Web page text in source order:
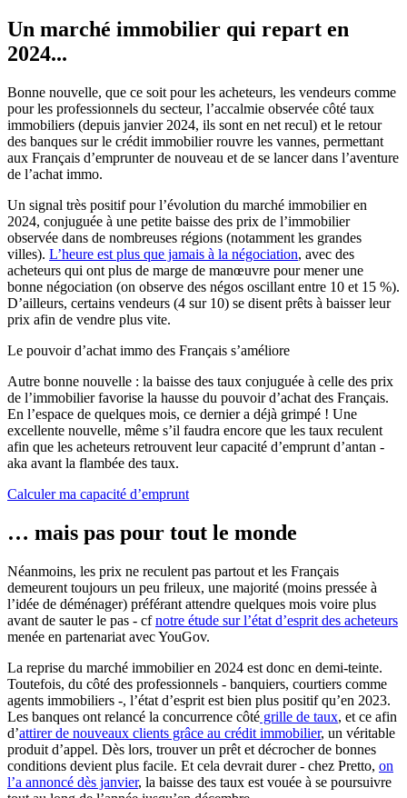
Un marché immobilier qui repart en
2024...
Bonne nouvelle, que ce soit pour les acheteurs, les vendeurs comme
pour les professionnels du secteur, l’accalmie observée côté taux
immobiliers (depuis janvier 2024, ils sont en net recul) et le retour
des banques sur le crédit immobilier rouvre les vannes, permettant
aux Français d’emprunter de nouveau et de se lancer dans l’aventure
de l’achat immo.
Un signal très positif pour l’évolution du marché immobilier en
2024, conjuguée à une petite baisse des prix de l’immobilier
observée dans de nombreuses régions (notamment les grandes
villes). L’heure est plus que jamais à la négociation, avec des
acheteurs qui ont plus de marge de manœuvre pour mener une
bonne négociation (on observe des négos oscillant entre 10 et 15 %).
D’ailleurs, certains vendeurs (4 sur 10) se disent prêts à baisser leur
prix afin de vendre plus vite.
Le pouvoir d’achat immo des Français s’améliore
Autre bonne nouvelle : la baisse des taux conjuguée à celle des prix
de l’immobilier favorise la hausse du pouvoir d’achat des Français.
En l’espace de quelques mois, ce dernier a déjà grimpé ! Une
excellente nouvelle, même s’il faudra encore que les taux reculent
afin que les acheteurs retrouvent leur capacité d’emprunt d’antan -
aka avant la flambée des taux.
Calculer ma capacité d’emprunt
… mais pas pour tout le monde
Néanmoins, les prix ne reculent pas partout et les Français
demeurent toujours un peu frileux, une majorité (moins pressée à
l’idée de déménager) préférant attendre quelques mois voire plus
avant de sauter le pas - cfnotre étude sur l’état d’esprit des acheteurs
menée en partenariat avec YouGov.
La reprise du marché immobilier en 2024 est donc en demi-teinte.
Toutefois, du côté des professionnels - banquiers, courtiers comme
agents immobiliers -, l’état d’esprit est bien plus positif qu’en 2023.
Les banques ont relancé la concurrence côté grille de taux, et ce afin
d’attirer de nouveaux clients grâce au crédit immobilier, un véritable
produit d’appel. Dès lors, trouver un prêt et décrocher de bonnes
conditions devient plus facile. Et cela devrait durer - chez Pretto, on
l’a annoncé dès janvier, la baisse des taux est vouée à se poursuivre